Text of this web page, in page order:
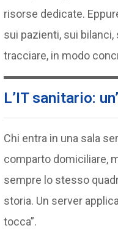
risorse dedicate.
sui pazienti, sui
tracciare, in modo
L’IT sanitario:
Chi entra in una sala
comparto domiciliare,
sempre lo stesso
storia. Un server
tocca”.